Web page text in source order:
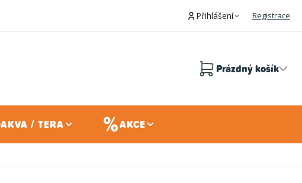
Přihlášení Registrace
Prázdný košík
AKVA / TERA AKCE